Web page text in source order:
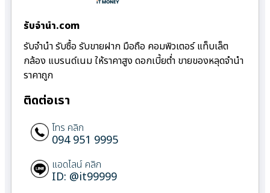
รับจํานํา.com
รับจำนำ รับซื้อ รับขายฝาก มือถือ คอมพิวเตอร์ แท็บเล็ต
กล้อง แบรนด์เนม ให้ราคาสูง ดอกเบี้ยต่ำ ขายของหลุดจำนำ
ราคาถูก
ติดต่อเรา
โทร คลิก
094 951 9995
แอดไลน์ คลิก
ID: @it99999